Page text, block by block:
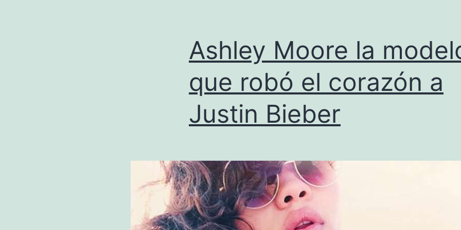
Ashley Moore la
que robó el corazón a
Justin Bieber